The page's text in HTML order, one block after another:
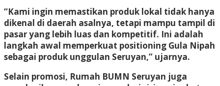
“Kami ingin memastikan produk lokal tidak hanya
dikenal di daerah asalnya, tetapi mampu tampil di
pasar yang lebih luas dan kompetitif. Ini adalah
langkah awal memperkuat positioning Gula Nipah
sebagai produk unggulan Seruyan,” ujarnya.
Selain promosi, Rumah BUMN Seruyan juga